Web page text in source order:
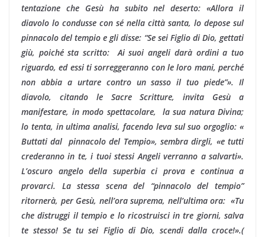
tentazione che Gesù ha subito nel deserto: «Allora il
diavolo lo condusse con sé nella città santa, lo depose sul
pinnacolo del tempio e gli disse: “Se sei Figlio di Dio, gettati
giù, poiché sta scritto: Ai suoi angeli darà ordini a tuo
riguardo, ed essi ti sorreggeranno con le loro mani, perché
non abbia a urtare contro un sasso il tuo piede”». Il
diavolo, citando le Sacre Scritture, invita Gesù a
manifestare, in modo spettacolare, la sua natura Divina;
lo tenta, in ultima analisi, facendo leva sul suo orgoglio: «
Buttati dal pinnacolo del Tempio», sembra dirgli, «e tutti
crederanno in te, i tuoi stessi Angeli verranno a salvarti».
L’oscuro angelo della superbia ci prova e continua a
provarci. La stessa scena del “pinnacolo del tempio”
ritornerà, per Gesù, nell’ora suprema, nell’ultima ora: «Tu
che distruggi il tempio e lo ricostruisci in tre giorni, salva
te stesso! Se tu sei Figlio di Dio, scendi dalla croce!».(